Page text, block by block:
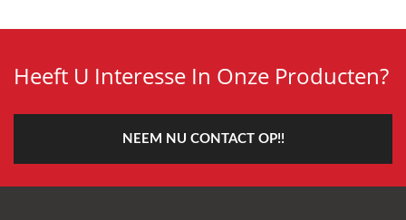
Heeft U Interesse In Onze Producten?
NEEM NU CONTACT OP!!